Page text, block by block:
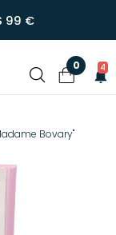
99 €
0 4
Bovary"